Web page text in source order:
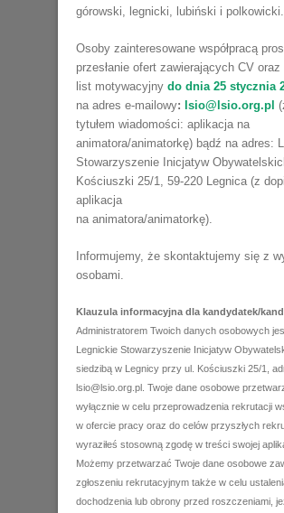
górowski, legnicki, lubiński i polkowicki.
Osoby zainteresowane współpracą
przesłanie ofert zawierających CV oraz
list motywacyjny do dnia 25 stycznia
na adres e-mailowy: lsio@lsio.org.pl
tytułem wiadomości: aplikacja na
animatora/animatorkę) bądź na adres:
Stowarzyszenie Inicjatyw
Kościuszki 25/1, 59-220 Legnica (z
aplikacja
na animatora/animatorkę).
Informujemy, że skontaktujemy się z
osobami.
Klauzula informacyjna dla kandydatek/
Administratorem Twoich danych osobowych
Legnickie Stowarzyszenie Inicjatyw
siedzibą w Legnicy przy ul. Kościuszki 25/1,
lsio@lsio.org.pl. Twoje dane osobowe
wyłącznie w celu przeprowadzenia rekrutacji
w ofercie pracy oraz do celów przyszłych
wyraziłeś stosowną zgodę w treści swojej
Możemy przetwarzać Twoje dane osobowe
zgłoszeniu rekrutacyjnym także w celu
dochodzenia lub obrony przed roszczeniami,